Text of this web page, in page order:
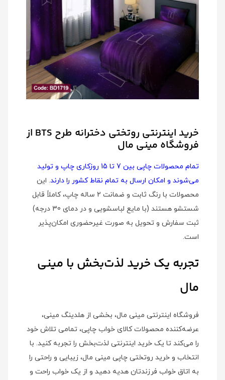
خرید اینترنتی روتختی دخترانه طرح BTS از
فروشگاه مینی مال
تمام محصولات چاپی بین 7 تا 15 روزکاری چاپ و تولید
می‌شوند و امکان ارسال به تمام نقاط کشور را دارند. این
محصولات با رنگ ثابت و ضمانت 2 ساله چاپ، کاملاً قابل
شستشو هستند (با مایع لباسشویی و در دمای 30 درجه)
ثبت سفارش و تحویل به صورت غیرحضوری امکان‌پذیر
است.
تجربه یک خرید لذت‌بخش با مینی
مال
فروشگاه اینترنتی مینی مال، بخشی از هلدینگ مینی،
عرضه‌کننده محصولات کالای خواب چاپی، تمامی تلاش خود
را می‌کند تا یک خرید اینترنتی لذت‌بخش را تجربه کنید. با
انتخاب و خرید روتختی چاپی مینی مال، زیبایی و راحتی را
به اتاق خواب فرزندتان هدیه دهید و از یک خواب راحت و